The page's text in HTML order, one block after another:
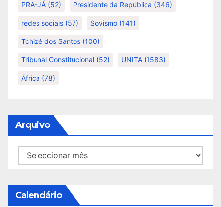
PRA-JÁ (52) Presidente da República (346)
redes sociais (57) Sovismo (141)
Tchizé dos Santos (100)
Tribunal Constitucional (52) UNITA (1583)
África (78)
Arquivo
Arquivo
Calendário